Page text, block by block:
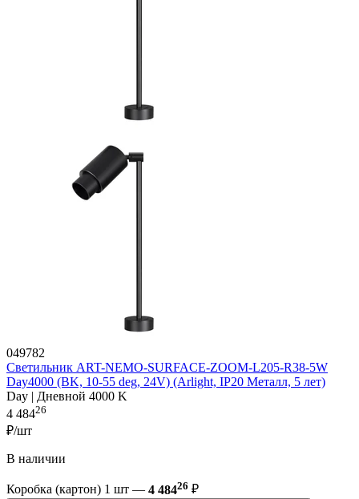
049782
Светильник ART-NEMO-SURFACE-ZOOM-L205-R38-5W
Day4000 (BK, 10-55 deg, 24V) (Arlight, IP20 Металл, 5 лет)
Day | Дневной 4000 K
4 48426
₽/шт
В наличии
Коробка (картон) 1 шт — 4 48426 ₽